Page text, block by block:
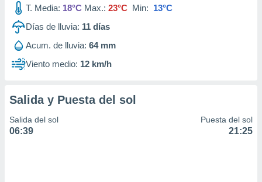
T. Media: 18°C Max.: 23°C Min: 13°C
Días de lluvia: 11 días
Acum. de lluvia: 64 mm
Viento medio: 12 km/h
Salida y Puesta del sol
Salida del sol
06:39
Puesta del sol
21:25